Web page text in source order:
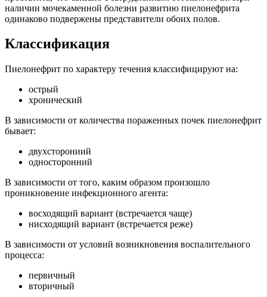
наличии мочекаменной болезни развитию пиелонефрита
одинаково подвержены представители обоих полов.
Классификация
Пиелонефрит по характеру течения классифицируют на:
острый
хронический
В зависимости от количества пораженных почек пиелонефрит
бывает:
двухсторониий
односторонний
В зависимости от того, каким образом произошло
проникновение инфекционного агента:
восходящий вариант (встречается чаще)
нисходящий вариант (встречается реже)
В зависимости от условий возникновения воспалительного
процесса:
первичный
вторичный